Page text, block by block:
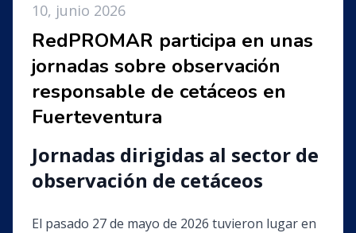
10, junio 2026
RedPROMAR participa en unas
jornadas sobre observación
responsable de cetáceos en
Fuerteventura
Jornadas dirigidas al sector de
observación de cetáceos
El pasado 27 de mayo de 2026 tuvieron lugar en